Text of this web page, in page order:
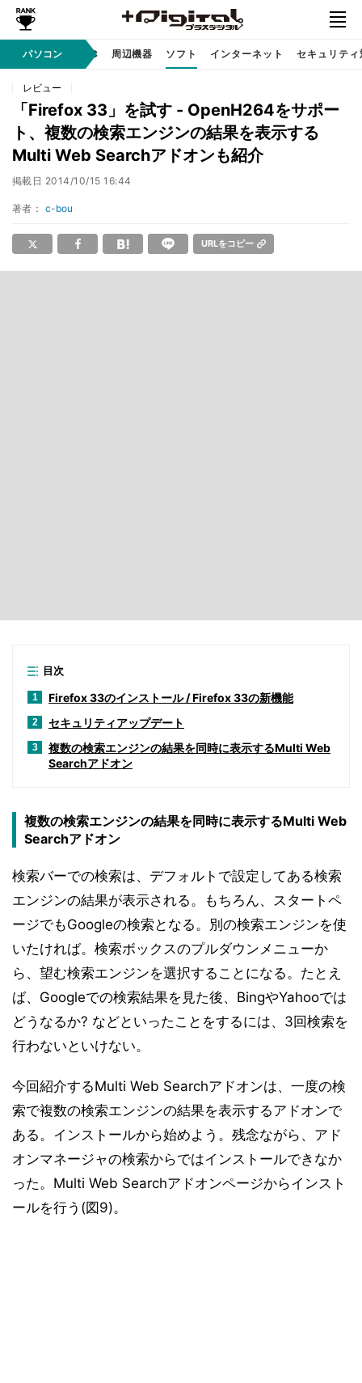
パソコン
クノロジ AI PC 周辺機器 ソフト インターネット セキュリティ
レビュー
「Firefox 33」を試す - OpenH264をサポー
ト、複数の検索エンジンの結果を表示する
Multi Web Searchアドオンも紹介
掲載日 2014/10/15 16:44
著者： c-bou
URLをコピー
目次
1 Firefox 33のインストール / Firefox 33の新機能
2 セキュリティアップデート
3
複数の検索エンジンの結果を同時に表示するMulti Web
Searchアドオン
複数の検索エンジンの結果を同時に表示するMulti Web
Searchアドオン
検索バーでの検索は、デフォルトで設定してある検索
エンジンの結果が表示される。もちろん、スタートペ
ージでもGoogleの検索となる。別の検索エンジンを使
いたければ。検索ボックスのプルダウンメニューか
ら、望む検索エンジンを選択することになる。たとえ
ば、Googleでの検索結果を見た後、BingやYahooでは
どうなるか? などといったことをするには、3回検索を
行わないといけない。
今回紹介するMulti Web Searchアドオンは、一度の検
索で複数の検索エンジンの結果を表示するアドオンで
ある。インストールから始めよう。残念ながら、アド
オンマネージャの検索からではインストールできなか
った。Multi Web Searchアドオンページからインスト
ールを行う(図9)。